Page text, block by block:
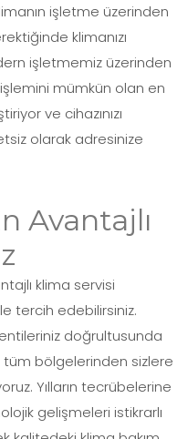
işletme üzerinden
klimanızı
işletmemiz üzerinden
mümkün olan en
ve cihazınızı
olarak adresinize
Avantajlı
klima servisi
tercih edebilirsiniz.
doğrultusunda
tüm bölgelerinden sizlere
Yılların tecrübelerine
gelişmeleri istikrarlı